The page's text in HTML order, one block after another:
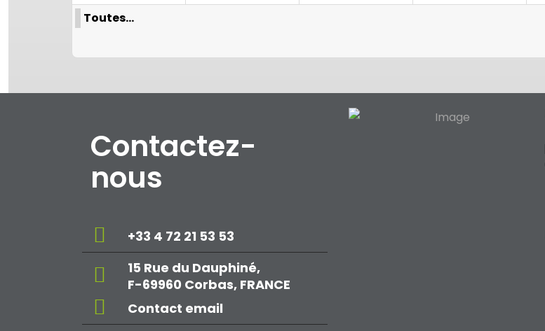
Toutes…
Contactez-
nous
+33 4 72 21 53 53
15 Rue du Dauphiné,
F-69960 Corbas, FRANCE
Contact email